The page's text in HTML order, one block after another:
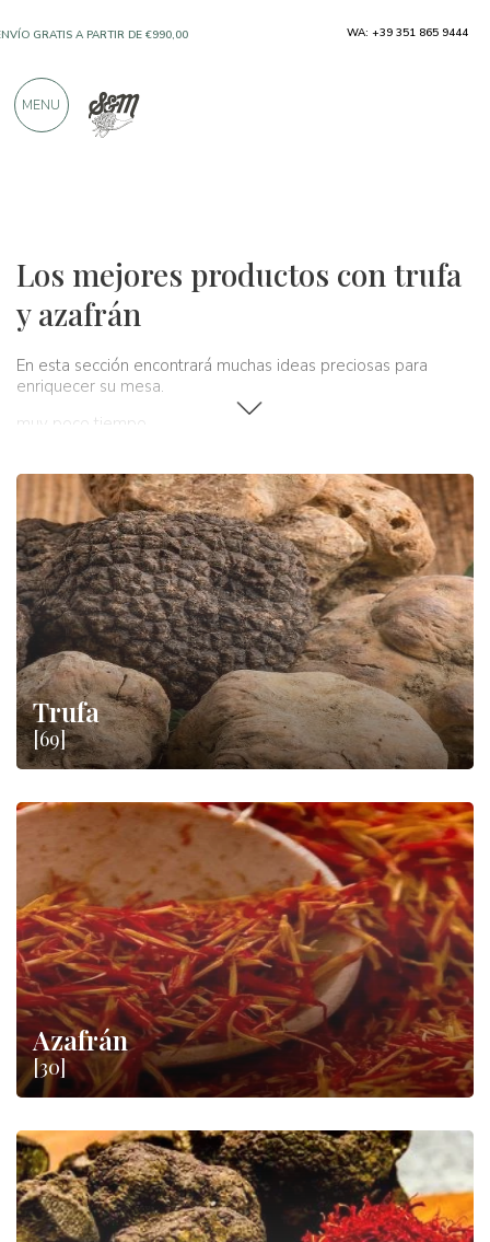
Los mejores productos con trufa
y azafrán
En esta sección encontrará muchas ideas preciosas para
enriquecer su mesa.
muy poco tiempo.
Trufa
[69]
Azafrán
[30]
GRATIS A PARTIR DE €990,00
PRODUCTOS DE FABRICANTES
WA: +39 351 865 9444
MENU